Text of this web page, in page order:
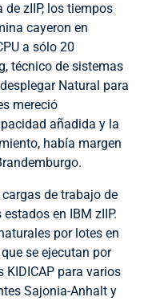
de zIIP, los tiempos
cayeron en
a sólo 20
técnico de sistemas
Natural para
mereció
añadida y la
había margen
de trabajo de
en IBM zIIP.
por lotes en
se ejecutan por
KIDICAP para varios
Sajonia-Anhalt y